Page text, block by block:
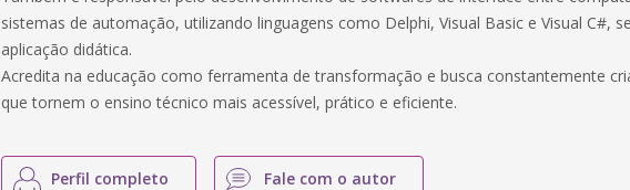
sistemas de automação, utilizando linguagens como Delphi, Visual Basic e Visual C#,
aplicação didática.
Acredita na educação como ferramenta de transformação e busca constantemente
que tornem o ensino técnico mais acessível, prático e eficiente.
Perfil completo Fale com o autor